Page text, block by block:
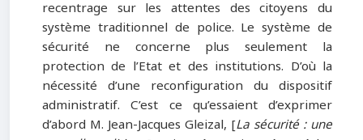
recentrage sur les attentes des citoyens du
système traditionnel de police. Le système de
sécurité ne concerne plus seulement la
protection de l’Etat et des institutions. D’où la
nécessité d’une reconfiguration du dispositif
administratif. C’est ce qu’essaient d’exprimer
d’abord M. Jean-Jacques Gleizal, [La sécurité : une